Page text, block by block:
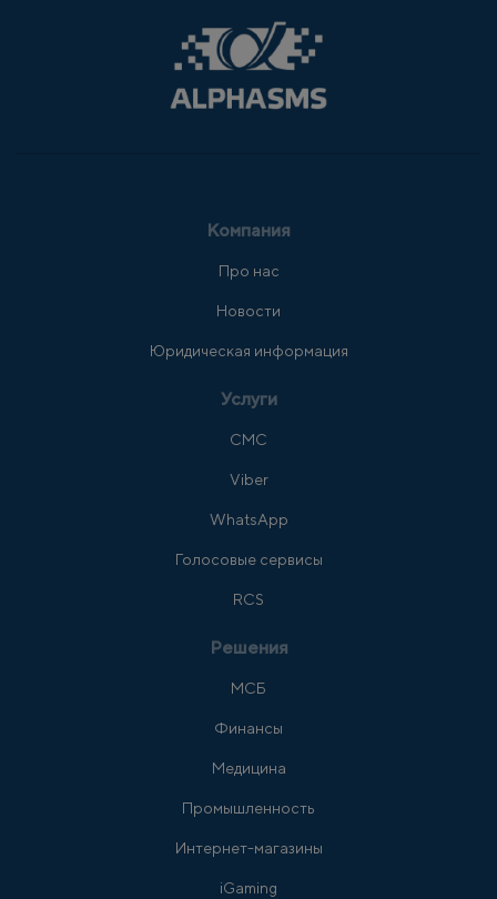
Компания
Про нас
Новости
Юридическая информация
Услуги
СМС
Viber
WhatsApp
Голосовые сервисы
RCS
Решения
МСБ
Финансы
Медицина
Промышленность
Интернет-магазины
iGaming